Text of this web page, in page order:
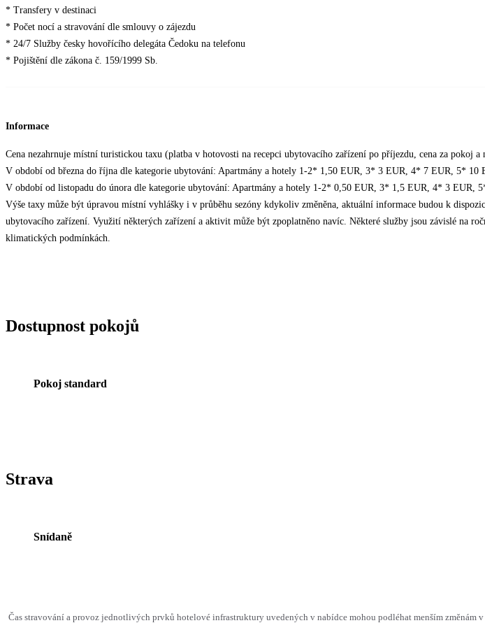
* Transfery v destinaci
* Počet nocí a stravování dle smlouvy o zájezdu
* 24/7 Služby česky hovořícího delegáta Čedoku na telefonu
* Pojištění dle zákona č. 159/1999 Sb.
Informace
Cena nezahrnuje místní turistickou taxu (platba v hotovosti na recepci ubytovacího zařízení po příjezdu, cena za pokoj a
V období od března do října dle kategorie ubytování: Apartmány a hotely 1-2* 1,50 EUR, 3* 3 EUR, 4* 7 EUR, 5* 10
V období od listopadu do února dle kategorie ubytování: Apartmány a hotely 1-2* 0,50 EUR, 3* 1,5 EUR, 4* 3 EUR,
Výše taxy může být úpravou místní vyhlášky i v průběhu sezóny kdykoliv změněna, aktuální informace budou k
ubytovacího zařízení. Využití některých zařízení a aktivit může být zpoplatněno navíc. Některé služby jsou závislé na
klimatických podmínkách.
Dostupnost pokojů
Pokoj standard
Strava
Snídaně
Čas stravování a provoz jednotlivých prvků hotelové infrastruktury uvedených v nabídce mohou podléhat menším změnám v